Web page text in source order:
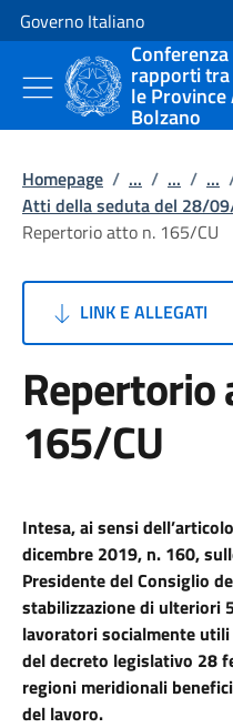
Vai al contenuto
Vai alla navigazione del sito
Governo Italiano
rapporti tra
le
Bolzano
Homepage / ... / ... / ...
Atti della seduta del 28/
Repertorio atto n. 165/CU
LINK E ALLEGATI
Repertorio
165/CU
Intesa, ai sensi
dicembre 2019, n. 160,
Presidente del Consiglio
stabilizzazione di ulteriori
lavoratori socialmente
del decreto legislativo 28
regioni meridionali
del lavoro.